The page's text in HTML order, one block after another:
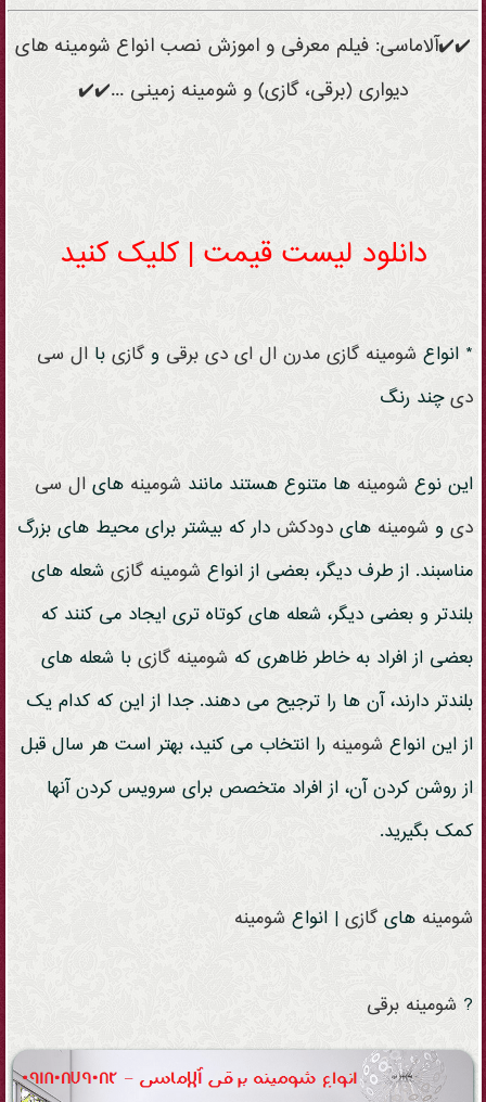
✔️✔️آلاماسی: فیلم معرفی و اموزش نصب انواع شومینه های
دیواری (برقی، گازی) و شومینه زمینی ...✔️✔️
دانلود لیست قیمت | کلیک کنید
* انواع شومینه گازی مدرن ال ای دی برقی و گازیبا ال سی
دیچند رنگ
این نوع شومینه ها متنوع هستند مانند شومینه های ال سی
دیو شومینه های دودکشدار که بیشتر برای محیط های بزرگ
مناسبند. از طرف دیگر، بعضی از انواع شومینه گازیشعله های
بلندتر و بعضی دیگر، شعله های کوتاه تری ایجاد می کنند که
بعضی از افراد به خاطر ظاهری که شومینه گازیبا شعله های
بلندتر دارند، آن ها را ترجیح می دهند. جدا از این که کدام یک
از این انواع شومینه را انتخاب می کنید، بهتر است هر سال قبل
از روشن کردن آن، از افراد متخصص برای سرویس کردن آنها
کمک بگیرید.
شومینه های گازی| انواع شومینه
? شومینه برقی